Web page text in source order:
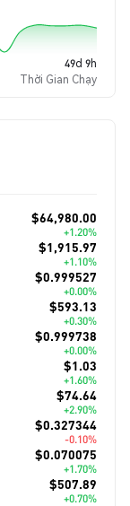
49d 9h
Thời Gian Chạy
$64,980.00
+1.20%
$1,915.97
+1.10%
$0.999527
+0.00%
$593.13
+0.30%
$0.999738
+0.00%
$1.03
+1.60%
$74.64
+2.90%
$0.327344
-0.10%
$0.070075
+1.70%
$507.89
+0.70%